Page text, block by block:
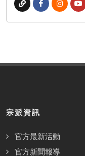
宗派資訊
官方最新活動
官方新聞報導